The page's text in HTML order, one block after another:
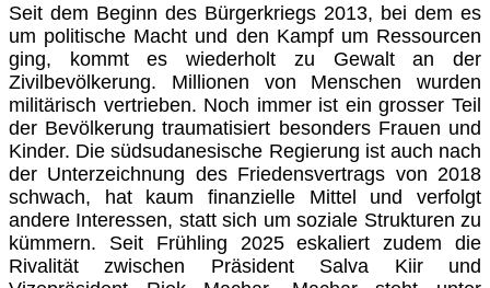
Seit dem Beginn des Bürgerkriegs 2013, bei dem es
um politische Macht und den Kampf um Ressourcen
ging, kommt es wiederholt zu Gewalt an der
Zivilbevölkerung. Millionen von Menschen wurden
militärisch vertrieben. Noch immer ist ein grosser Teil
der Bevölkerung traumatisiert besonders Frauen und
Kinder. Die südsudanesische Regierung ist auch nach
der Unterzeichnung des Friedensvertrags von 2018
schwach, hat kaum finanzielle Mittel und verfolgt
andere Interessen, statt sich um soziale Strukturen zu
kümmern. Seit Frühling 2025 eskaliert zudem die
Rivalität zwischen Präsident Salva Kiir und